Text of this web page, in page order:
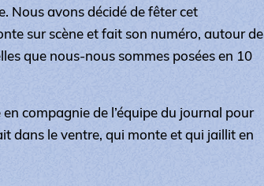
Nous avons décidé de fêter cet
sur scène et fait son numéro, autour de
que nous-nous sommes posées en 10
compagnie de l’équipe du journal pour
dans le ventre, qui monte et qui jaillit en